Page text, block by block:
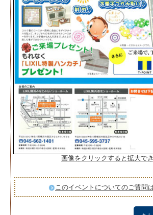
画像をクリックすると拡大で
このイベントについてのご質問